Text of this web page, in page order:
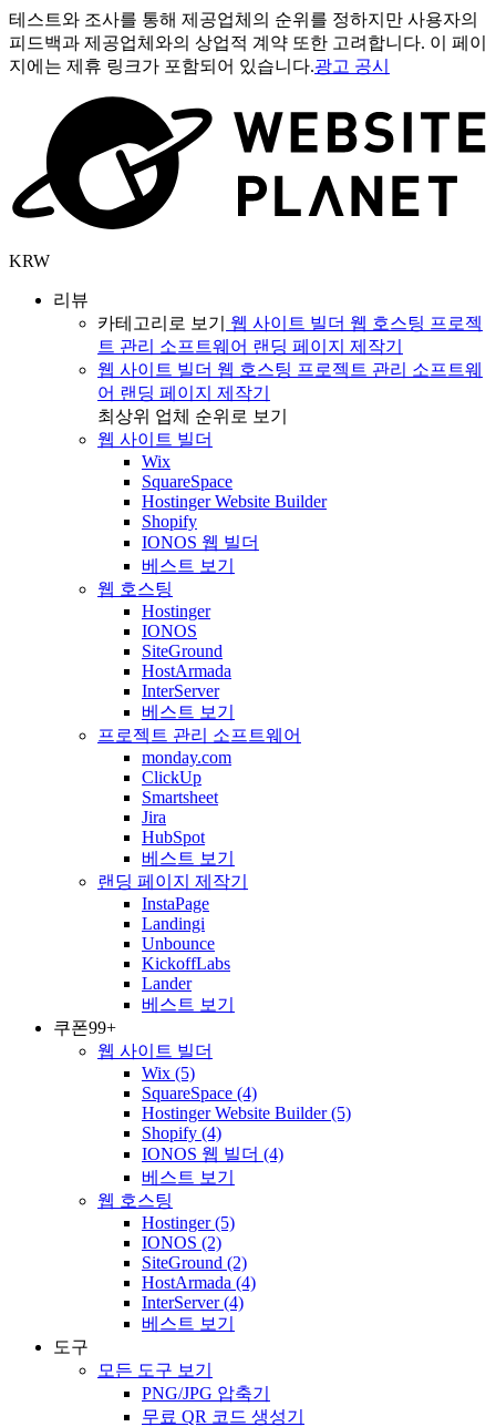
테스트와 조사를 통해 제공업체의 순위를 정하지만 사용자의
피드백과 제공업체와의 상업적 계약 또한 고려합니다. 이 페이
지에는 제휴 링크가 포함되어 있습니다.광고 공시
KRW
리뷰
카테고리로 보기
웹 사이트 빌더 웹 호스팅 프로젝
트 관리 소프트웨어 랜딩 페이지 제작기
웹 사이트 빌더 웹 호스팅 프로젝트 관리 소프트웨
어 랜딩 페이지 제작기
최상위 업체 순위로 보기
웹 사이트 빌더
Wix
SquareSpace
Hostinger Website Builder
Shopify
IONOS 웹 빌더
베스트 보기
웹 호스팅
Hostinger
IONOS
SiteGround
HostArmada
InterServer
베스트 보기
프로젝트 관리 소프트웨어
monday.com
ClickUp
Smartsheet
Jira
HubSpot
베스트 보기
랜딩 페이지 제작기
InstaPage
Landingi
Unbounce
KickoffLabs
Lander
베스트 보기
쿠폰99+
웹 사이트 빌더
Wix (5)
SquareSpace (4)
Hostinger Website Builder(5)
Shopify (4)
IONOS 웹 빌더 (4)
베스트 보기
웹 호스팅
Hostinger(5)
IONOS (2)
SiteGround (2)
HostArmada (4)
InterServer(4)
베스트 보기
도구
모든 도구 보기
PNG/JPG 압축기
무료 QR 코드 생성기